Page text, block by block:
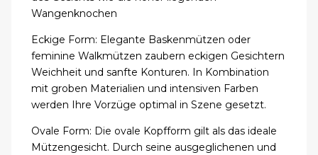
Wangenknochen
Eckige Form: Elegante Baskenmützen oder
feminine Walkmützen zaubern eckigen Gesichtern
Weichheit und sanfte Konturen. In Kombination
mit groben Materialien und intensiven Farben
werden Ihre Vorzüge optimal in Szene gesetzt.
Ovale Form: Die ovale Kopfform gilt als das ideale
Mützengesicht. Durch seine ausgeglichenen und